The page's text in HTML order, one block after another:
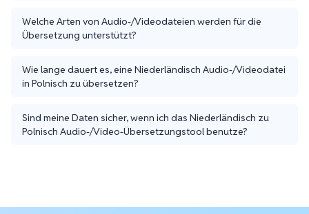
Welche Arten von Audio-/Videodateien werden für die
Übersetzung unterstützt?
Wie lange dauert es, eine Niederländisch Audio-/Videodatei
in Polnisch zu übersetzen?
Sind meine Daten sicher, wenn ich das Niederländisch zu
Polnisch Audio-/Video-Übersetzungstool benutze?